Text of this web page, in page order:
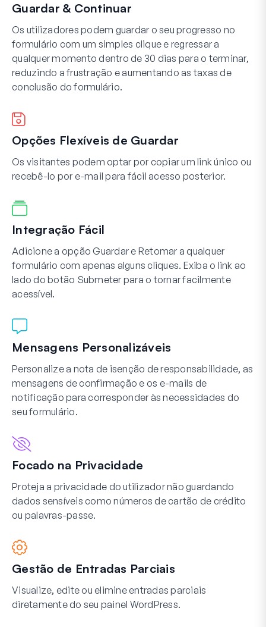
Guardar & Continuar
Os utilizadores podem guardar o seu progresso no
formulário com um simples clique e regressar a
qualquer momento dentro de 30 dias para o terminar,
reduzindo a frustração e aumentando as taxas de
conclusão do formulário.
Opções Flexíveis de Guardar
Os visitantes podem optar por copiar um link único ou
recebê-lo por e-mail para fácil acesso posterior.
Integração Fácil
Adicione a opção Guardar e Retomar a qualquer
formulário com apenas alguns cliques. Exiba o link ao
lado do botão Submeter para o tornar facilmente
acessível.
Mensagens Personalizáveis
Personalize a nota de isenção de responsabilidade, as
mensagens de confirmação e os e-mails de
notificação para corresponder às necessidades do
seu formulário.
Focado na Privacidade
Proteja a privacidade do utilizador não guardando
dados sensíveis como números de cartão de crédito
ou palavras-passe.
Gestão de Entradas Parciais
Visualize, edite ou elimine entradas parciais
diretamente do seu painel WordPress.